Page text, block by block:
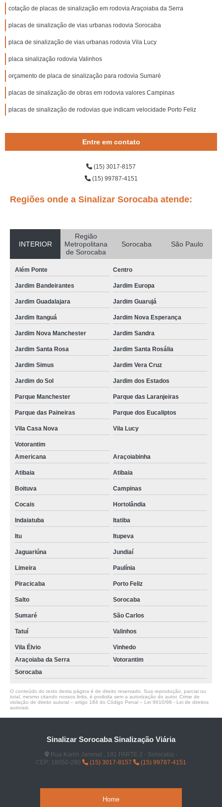
cotação de placas de sinalização em rodovia Araçoiaba da Serra
placas de sinalização de vias urbanas rodovia Sorocaba
placa de sinalização de vias urbanas rodovia Vila Lucy
placa sinalização rodovia Valinhos
orçamento de placa de sinalização para rodovia Sumaré
placas de sinalização de obras em rodovia valores Campinas
placas de sinalização de rodovias que indicam velocidade Porto Feliz
Entre em contato
(15) 3017-8157
(15) 99787-4151
Regiões onde a Sinalizar Sorocaba atende:
INTERIOR
Região
Metropolitana
de Sorocaba
Sorocaba São Paulo
Além Ponte Centro
Jardim Bandeirantes Jardim Europa
Jardim Guadalajara Jardim Guarujá
Jardim Itanguá Jardim Nova Esperança
Jardim Nova Manchester Jardim Sandra
Jardim Santa Rosa Jardim Santa Rosália
Jardim Simus Jardim Vera Cruz
Jardim do Sol Jardim dos Estados
Parque Manchester Parque das Laranjeiras
Parque das Paineiras Parque dos Eucaliptos
Vila Casa Nova Vila Lucy
Votorantim
Americana
Araçoiabinha
Atibaia Atibaia
Boituva Campinas
Cocais Hortolândia
Indaiatuba Itatiba
Itu Itupeva
Jaguariúna Jundiaí
Limeira Paulínia
Piracicaba Porto Feliz
Salto Sorocaba
Sumaré São Carlos
Tatuí Valinhos
Vila Élvio
Vinhedo
Araçoiaba da Serra
Votorantim
Sorocaba
O conteúdo do texto desta página é de direito reservado. Sua reprodução, parcial ou
total, mesmo citando nossos links, é proibida sem a autorização do autor. Crime de
violação de direito autoral – artigo 184 do Código Penal – Lei 9610/98 - Lei de direitos
autorais
Sinalizar Sorocaba Sinalização Viária
Rua Karim Jammal , 191 PARTE 2 - Sorocaba -
CEP: 18050-290
(15) 3017-8157 (15) 99787-4151
Home